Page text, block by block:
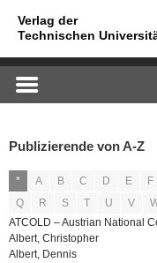
Publizierende von A-Z
* A B C D E F
Q
R S T U V
ATCOLD – Austrian National
Albert, Christopher
Albert, Dennis